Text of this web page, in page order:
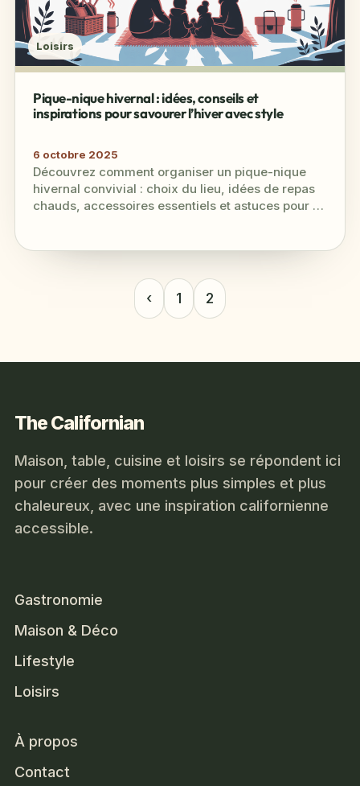
Loisirs
Pique-nique hivernal : idées, conseils et
inspirations pour savourer l’hiver avec style
6 octobre 2025
Découvrez comment organiser un pique-nique
hivernal convivial : choix du lieu, idées de repas
chauds, accessoires essentiels et astuces pour un
‹ 1 2
The Californian
Maison, table, cuisine et loisirs se répondent ici
pour créer des moments plus simples et plus
chaleureux, avec une inspiration californienne
accessible.
Gastronomie
Maison & Déco
Lifestyle
Loisirs
À propos
Contact